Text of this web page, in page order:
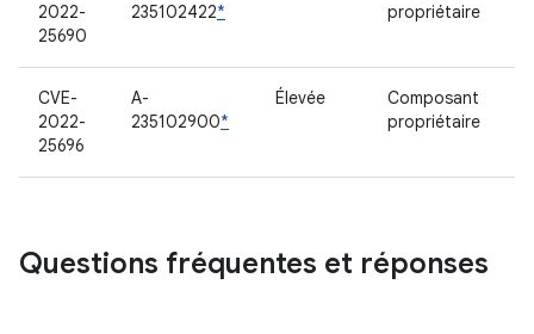
2022-
25690
235102422*
propriétaire
CVE-
2022-
25696
A-
235102900*
Élevée
Composant
propriétaire
Questions fréquentes et réponses